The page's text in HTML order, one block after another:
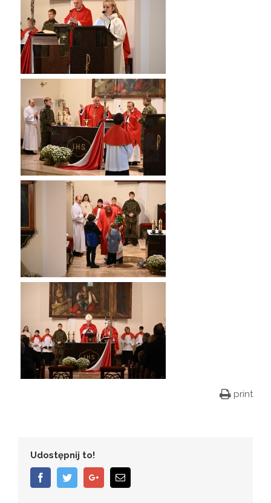
print
Udostępnij to!
FacebookTwitterGoogle+Email